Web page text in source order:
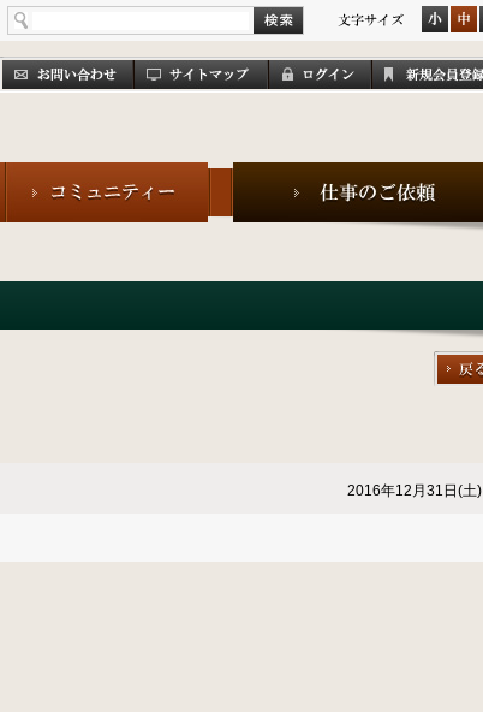
2016年12月31日(土)